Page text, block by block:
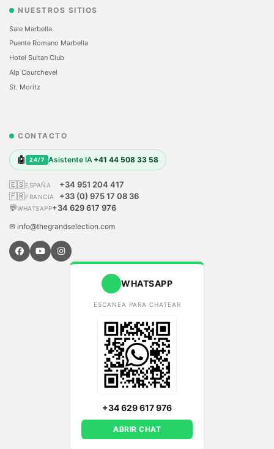
NUESTROS SITIOS
Sale Marbella
Puente Romano Marbella
Hotel Sultan Club
Alp Courchevel
St. Moritz
CONTACTO
🤖 24/7 Asistente IA +41 44 508 33 58
🇪🇸ESPAÑA
+34 951 204 417
🇫🇷FRANCIA
+33 (0) 975 17 08 36
💬WHATSAPP+34 629 617 976
✉ info@thegrandselection.com
WHATSAPP
ESCANEA PARA CHATEAR
+34 629 617 976
ABRIR CHAT